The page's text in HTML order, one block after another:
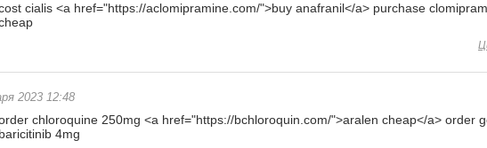
cialis <a href="https://aclomipramine.com/">buy anafranil</a> purchase
2023 12:48
chloroquine 250mg <a href="https://bchloroquin.com/">aralen cheap</a> order
baricitinib 4mg